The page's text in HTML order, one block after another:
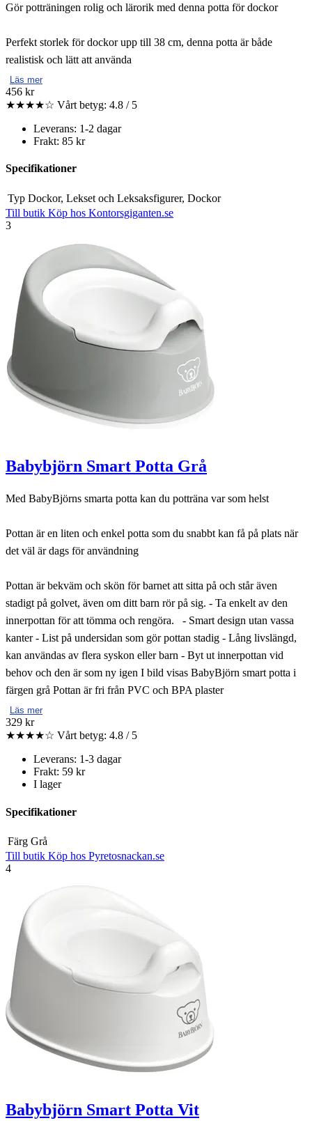
Gör potträningen rolig och lärorik med denna potta för dockor
Perfekt storlek för dockor upp till 38 cm, denna potta är både
realistisk och lätt att använda
Läs mer
456 kr
★★★★☆ Vårt betyg: 4.8 / 5
Leverans: 1-2 dagar
Frakt: 85 kr
Specifikationer
Typ Dockor, Lekset och Leksaksfigurer, Dockor
Till butik Köp hos Kontorsgiganten.se
3
Babybjörn Smart Potta Grå
Med BabyBjörns smarta potta kan du potträna var som helst
Pottan är en liten och enkel potta som du snabbt kan få på plats när
det väl är dags för användning
Pottan är bekväm och skön för barnet att sitta på och står även
stadigt på golvet, även om ditt barn rör på sig. - Ta enkelt av den
innerpottan för att tömma och rengöra. - Smart design utan vassa
kanter - List på undersidan som gör pottan stadig - Lång livslängd,
kan användas av flera syskon eller barn - Byt ut innerpottan vid
behov och den är som ny igen I bild visas BabyBjörn smart potta i
färgen grå Pottan är fri från PVC och BPA plaster
Läs mer
329 kr
★★★★☆ Vårt betyg: 4.8 / 5
Leverans: 1-3 dagar
Frakt: 59 kr
I lager
Specifikationer
Färg Grå
Till butik Köp hos Pyretosnackan.se
4
Babybjörn Smart Potta Vit